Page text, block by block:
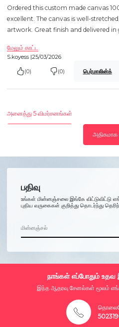
Ordered this custom made canvas
excellent. The canvas is well-
artwork. Great finish and delivered
மேலும் காட்ட
S.koyess |25/03/2026
(0) (0) பெர்மாலின்க்
அனைத்து 5 விமர்சனங்கள்
அதிகமாக
பதிவு
உங்கள் மின்னஞ்சலை இங்கே விட்டுவிட்டு
புதிய வருகைகள் குறித்து தொடர்ந்து
நாங்கள் எப்போதும் உதவ
இந்த ஆதரவு சேனல்கள் மூலம்